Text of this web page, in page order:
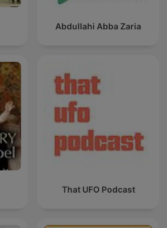
Abdullahi Abba Zaria
That UFO Podcast